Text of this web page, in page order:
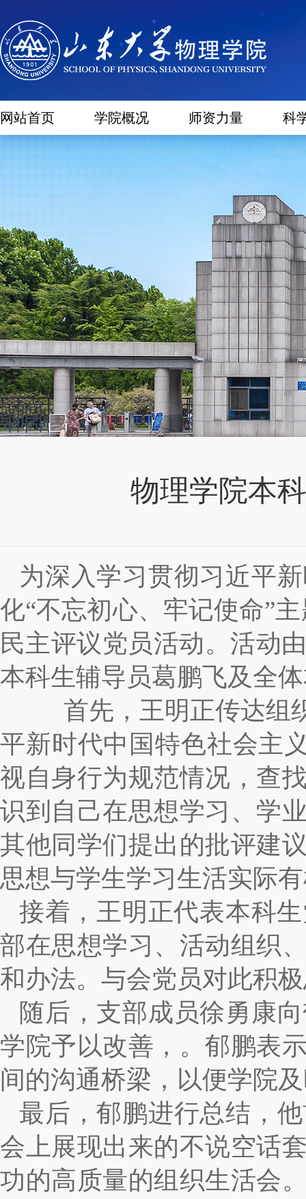
网站首页 学院概况 师资力量 科
物理学院本
为深入学习贯彻习近平
化“不忘初心、牢记使命”
民主评议党员活动。活动
本科生辅导员葛鹏飞及全
首先，王明正传达组
平新时代中国特色社会主
视自身行为规范情况，查
识到自己在思想学习、学
其他同学们提出的批评建
思想与学生学习生活实际
接着，王明正代表本科
部在思想学习、活动组织
和办法。与会党员对此积
随后，支部成员徐勇康
学院予以改善，。郁鹏表
间的沟通桥梁，以便学院
最后，郁鹏进行总结，
会上展现出来的不说空话
功的高质量的组织生活会